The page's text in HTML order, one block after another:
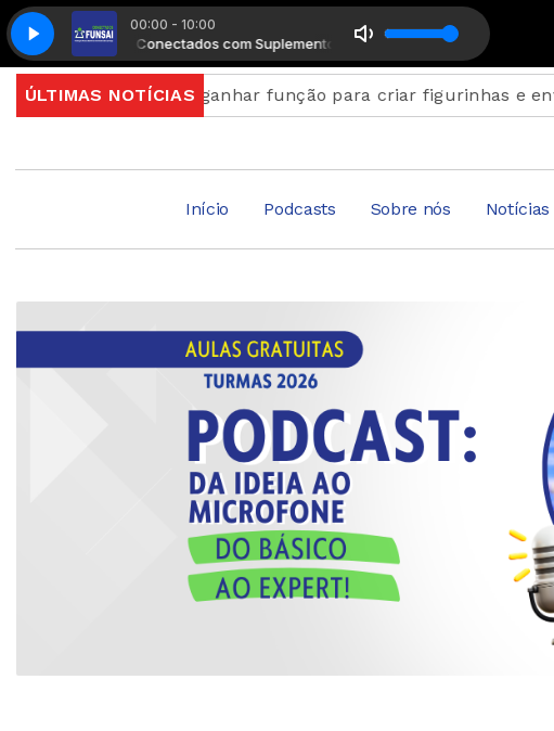
00:00 - 10:00
Manhã Conectados com Suplemento MusicalManhã Conectados com
ÚLTIMAS NOTÍCIAS
pode ganhar função para criar figurinhas e enviar ao
Início Podcasts Sobre nós Notícias